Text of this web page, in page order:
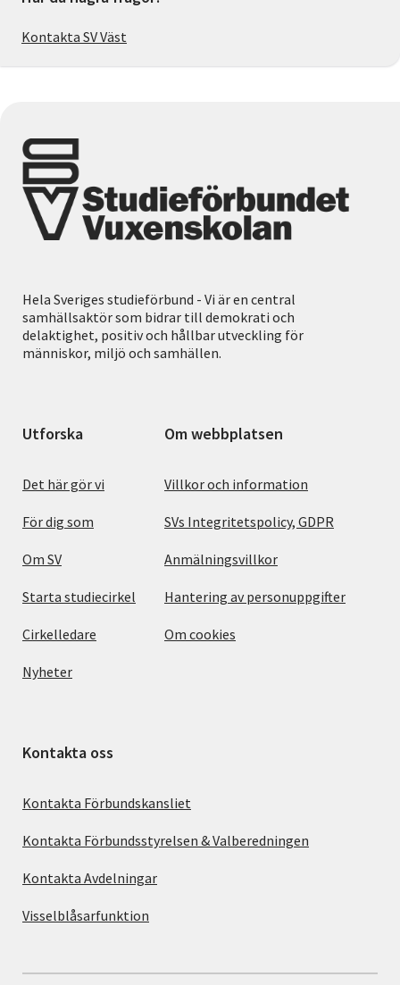
Kontakta SV Väst
Hela Sveriges studieförbund - Vi är en central
samhällsaktör som bidrar till demokrati och
delaktighet, positiv och hållbar utveckling för
människor, miljö och samhällen.
Utforska
Det här gör vi
För dig som
Om SV
Starta studiecirkel
Cirkelledare
Nyheter
Om webbplatsen
Villkor och information
SVs Integritetspolicy, GDPR
Anmälningsvillkor
Hantering av personuppgifter
Om cookies
Kontakta oss
Kontakta Förbundskansliet
Kontakta Förbundsstyrelsen & Valberedningen
Kontakta Avdelningar
Visselblåsarfunktion